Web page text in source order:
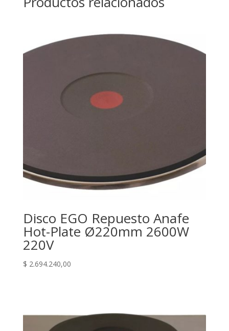
Disco EGO Repuesto Anafe
Hot-Plate Ø220mm 2600W
220V
$ 2.694.240,00